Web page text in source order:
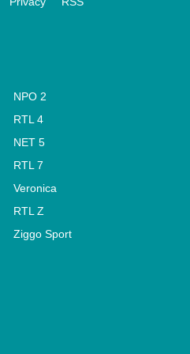
NPO 2
RTL 4
NET 5
RTL 7
Veronica
RTL Z
Ziggo Sport